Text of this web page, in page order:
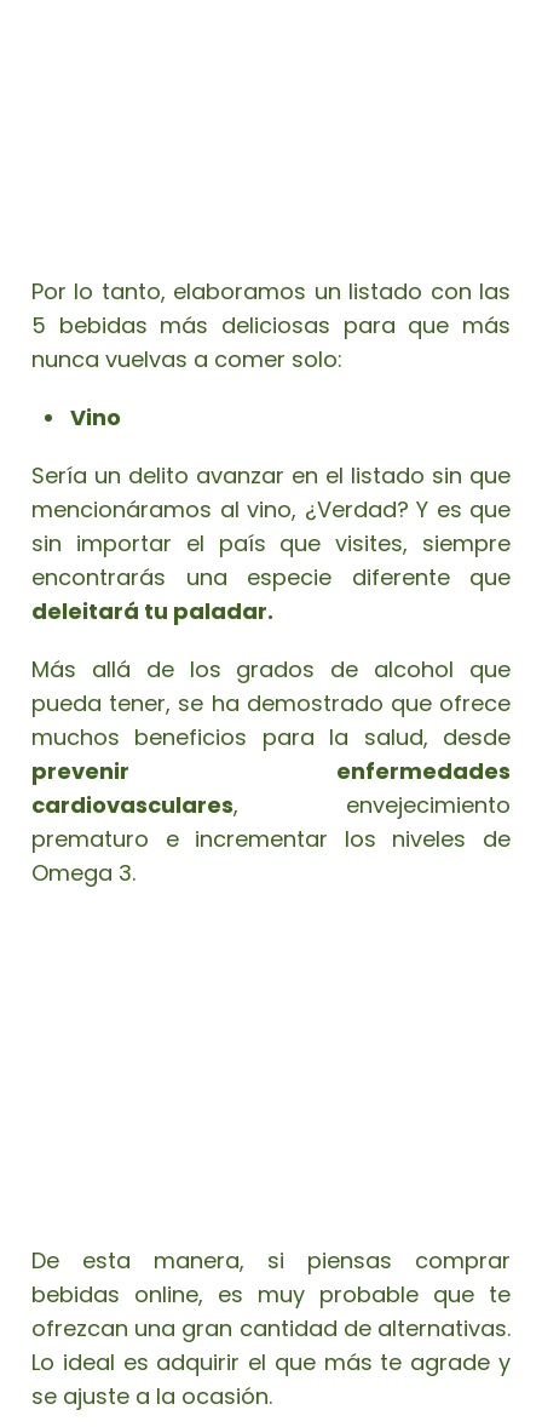
Por lo tanto, elaboramos un listado con las
5 bebidas más deliciosas para que más
nunca vuelvas a comer solo:
Vino
Sería un delito avanzar en el listado sin que
mencionáramos al vino, ¿Verdad? Y es que
sin importar el país que visites, siempre
encontrarás una especie diferente que
deleitará tu paladar.
Más allá de los grados de alcohol que
pueda tener, se ha demostrado que ofrece
muchos beneficios para la salud, desde
prevenir enfermedades
cardiovasculares, envejecimiento
prematuro e incrementar los niveles de
Omega 3.
De esta manera, si piensas comprar
bebidas online, es muy probable que te
ofrezcan una gran cantidad de alternativas.
Lo ideal es adquirir el que más te agrade y
se ajuste a la ocasión.